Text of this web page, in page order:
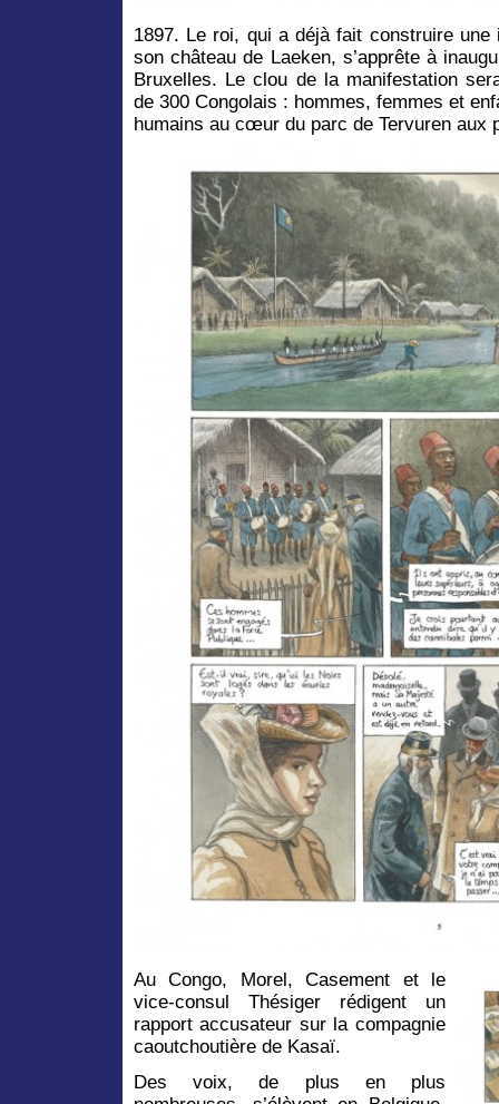
1897. Le roi, qui a déjà fait construire une
son château de Laeken, s’apprête à
Bruxelles. Le clou de la manifestation
de 300 Congolais : hommes, femmes et
humains au cœur du parc de Tervuren aux
Au Congo, Morel, Casement et le
vice-consul Thésiger rédigent un
rapport accusateur sur la compagnie
caoutchoutière de Kasaï.
Des voix, de plus en plus